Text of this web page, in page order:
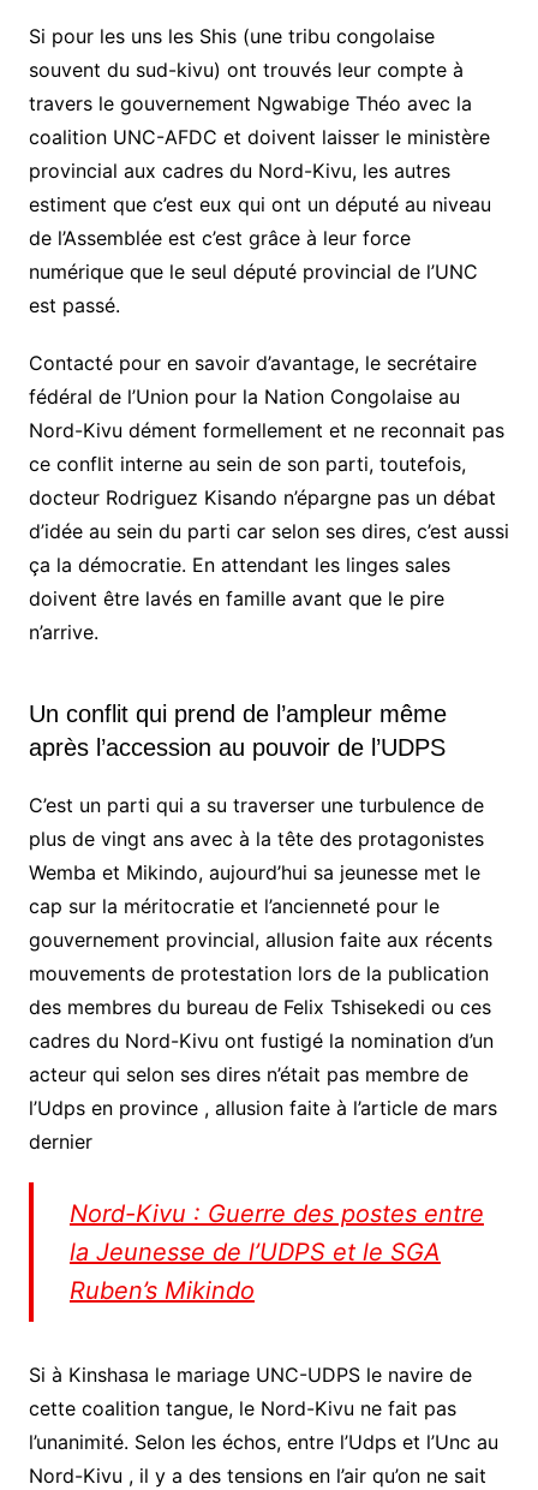
Si pour les uns les Shis (une tribu congolaise
souvent du sud-kivu) ont trouvés leur compte à
travers le gouvernement Ngwabige Théo avec la
coalition UNC-AFDC et doivent laisser le ministère
provincial aux cadres du Nord-Kivu, les autres
estiment que c’est eux qui ont un député au niveau
de l’Assemblée est c’est grâce à leur force
numérique que le seul député provincial de l’UNC
est passé.
Contacté pour en savoir d’avantage, le secrétaire
fédéral de l’Union pour la Nation Congolaise au
Nord-Kivu dément formellement et ne reconnait pas
ce conflit interne au sein de son parti, toutefois,
docteur Rodriguez Kisando n’épargne pas un débat
d’idée au sein du parti car selon ses dires, c’est aussi
ça la démocratie. En attendant les linges sales
doivent être lavés en famille avant que le pire
n’arrive.
Un conflit qui prend de l’ampleur même
après l’accession au pouvoir de l’UDPS
C’est un parti qui a su traverser une turbulence de
plus de vingt ans avec à la tête des protagonistes
Wemba et Mikindo, aujourd’hui sa jeunesse met le
cap sur la méritocratie et l’ancienneté pour le
gouvernement provincial, allusion faite aux récents
mouvements de protestation lors de la publication
des membres du bureau de Felix Tshisekedi ou ces
cadres du Nord-Kivu ont fustigé la nomination d’un
acteur qui selon ses dires n’était pas membre de
l’Udps en province , allusion faite à l’article de mars
dernier
Nord-Kivu : Guerre des postes entre
la Jeunesse de l’UDPS et le SGA
Ruben’s Mikindo
Si à Kinshasa le mariage UNC-UDPS le navire de
cette coalition tangue, le Nord-Kivu ne fait pas
l’unanimité. Selon les échos, entre l’Udps et l’Unc au
Nord-Kivu , il y a des tensions en l’air qu’on ne sait